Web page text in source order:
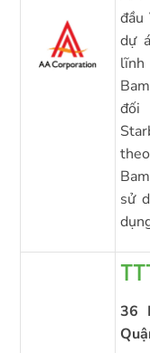
đầu
dự
đối
sử
36